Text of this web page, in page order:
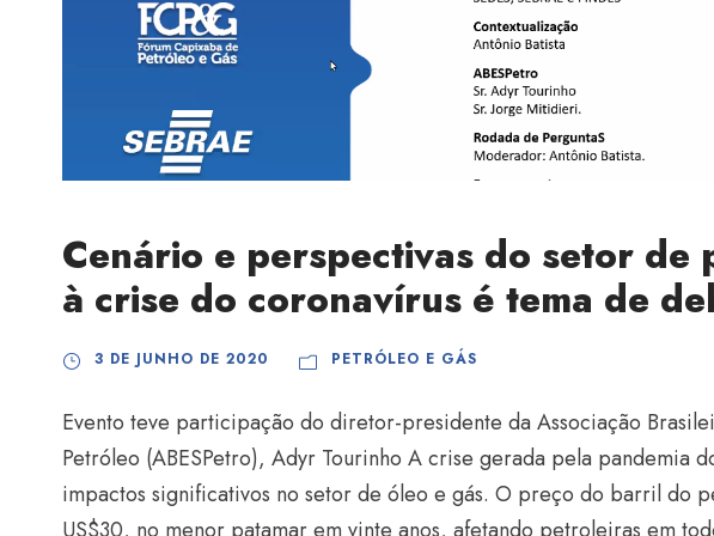
Cenário e perspectivas do setor de
à crise do coronavírus é tema de
3 DE JUNHO DE 2020 PETRÓLEO E GÁS
Evento teve participação do diretor-presidente da Associação
Petróleo (ABESPetro), Adyr Tourinho A crise gerada pela pandemia
impactos significativos no setor de óleo e gás. O preço do barril do